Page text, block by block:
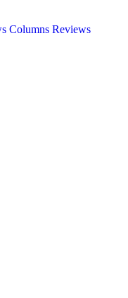
Columns Reviews